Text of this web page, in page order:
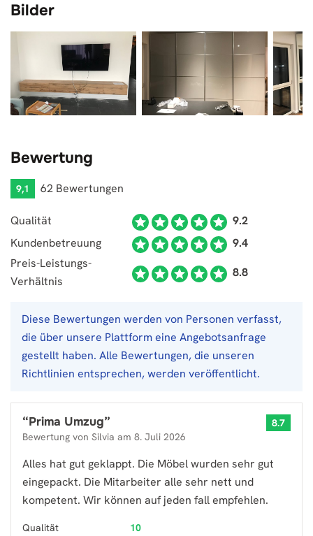
Bilder
Bewertung
9,1 62 Bewertungen
Qualität
9.2
Kundenbetreuung
9.4
Preis-Leistungs-
Verhältnis
8.8
Diese Bewertungen werden von Personen verfasst,
die über unsere Plattform eine Angebotsanfrage
gestellt haben. Alle Bewertungen, die unseren
Richtlinien entsprechen, werden veröffentlicht.
“Prima Umzug”
Bewertung von Silvia am 8. Juli 2026
8.7
Alles hat gut geklappt. Die Möbel wurden sehr gut
eingepackt. Die Mitarbeiter alle sehr nett und
kompetent. Wir können auf jeden fall empfehlen.
Qualität
10